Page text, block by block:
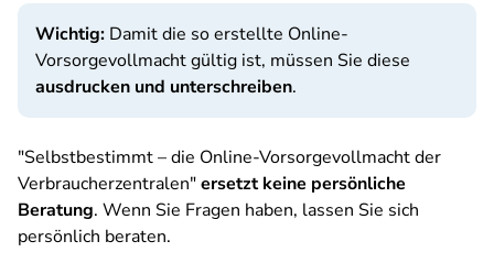
Wichtig: Damit die so erstellte Online-
Vorsorgevollmacht gültig ist, müssen Sie diese
ausdrucken und unterschreiben.
"Selbstbestimmt – die Online-Vorsorgevollmacht der
Verbraucherzentralen"ersetzt keine persönliche
Beratung. Wenn Sie Fragen haben, lassen Sie sich
persönlich beraten.